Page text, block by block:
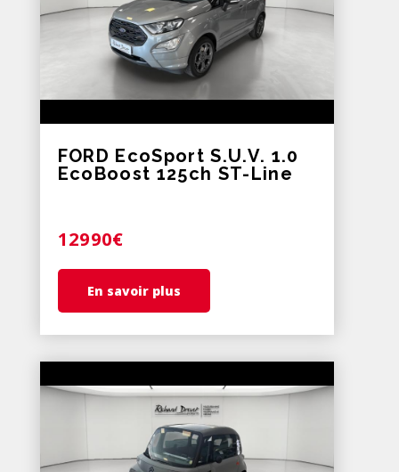
FORD EcoSport S.U.V. 1.0
EcoBoost 125ch ST-Line
12990€
En savoir plus